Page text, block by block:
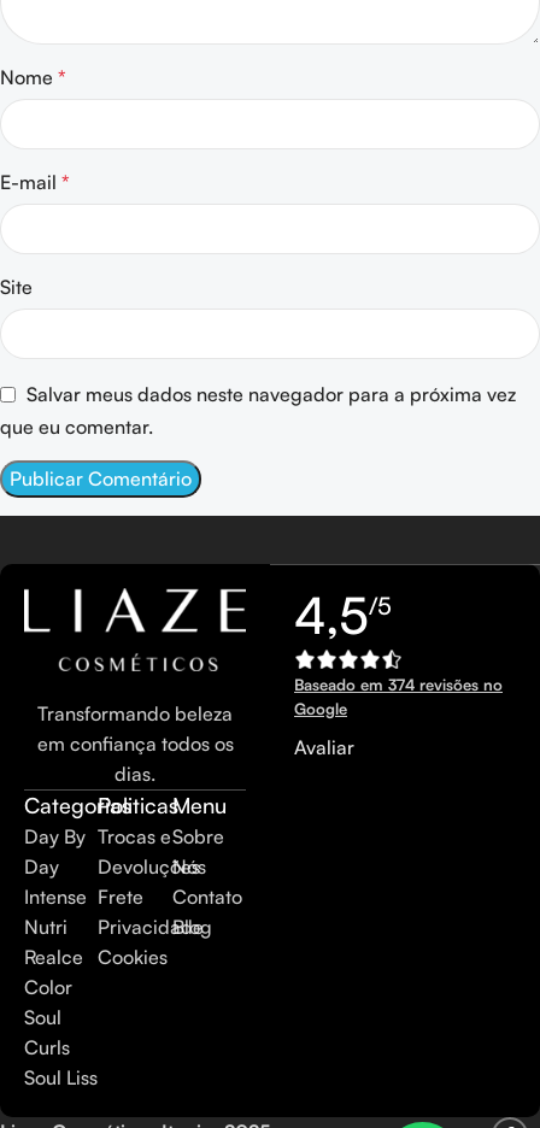
Nome *
E-mail *
Site
Salvar meus dados neste navegador para a próxima vez
que eu comentar.
Transformando beleza
em confiança todos os
dias.
Categorias
Day By
Day
Intense
Nutri
Realce
Color
Soul
Curls
Soul Liss
Politicas
Trocas e
Devoluções
Frete
Privacidade
Cookies
Menu
Sobre
Nós
Contato
Blog
4,5/5
Baseado em 374 revisões no
Google
Avaliar